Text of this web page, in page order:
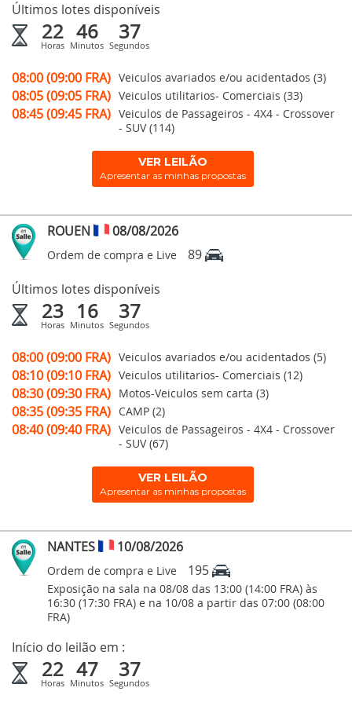
Últimos lotes disponíveis
22
Horas
46
Minutos
36
Segundos
08:00 (09:00 FRA) Veiculos avariados e/ou acidentados (3)
08:05 (09:05 FRA) Veiculos utilitarios- Comerciais (33)
08:45 (09:45 FRA) Veiculos de Passageiros - 4X4 - Crossover
- SUV (114)
VER LEILÃO
Apresentar as minhas propostas
ROUEN 08/08/2026
Ordem de compra e Live 89
Últimos lotes disponíveis
23
Horas
16
Minutos
36
Segundos
08:00 (09:00 FRA) Veiculos avariados e/ou acidentados (5)
08:10 (09:10 FRA) Veiculos utilitarios- Comerciais (12)
08:30 (09:30 FRA) Motos-Veiculos sem carta (3)
08:35 (09:35 FRA) CAMP (2)
08:40 (09:40 FRA) Veiculos de Passageiros - 4X4 - Crossover
- SUV (67)
VER LEILÃO
Apresentar as minhas propostas
NANTES 10/08/2026
Ordem de compra e Live 195
Exposição na sala na 08/08 das 13:00 (14:00 FRA) às
16:30 (17:30 FRA) e na 10/08 a partir das 07:00 (08:00
FRA)
Início do leilão em :
22
Horas
47
Minutos
36
Segundos